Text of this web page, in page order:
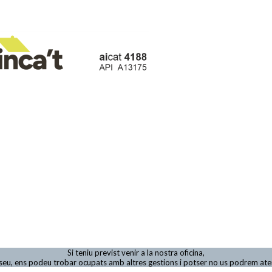
Si teniu previst venir a la nostra oficina,
ens podeu trobar ocupats amb altres gestions i potser no us podrem